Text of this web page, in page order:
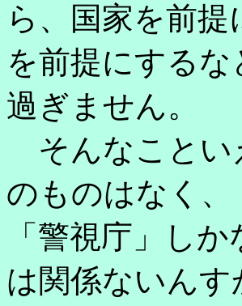
ら、国家を前
を前提にする
過ぎません。
そんなことい
のものはなく
「警視庁」し
は関係ないん